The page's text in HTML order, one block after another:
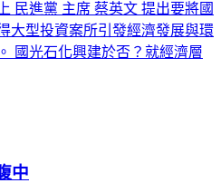
民進黨 主席 蔡英文 提出要將國
大型投資案所引發經濟發展與環
國光石化興建於否？就經濟層
中